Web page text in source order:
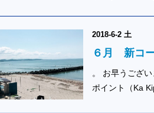
2018-6-2 土
６月 新コ
。 お早うござ
ポイント（Ka